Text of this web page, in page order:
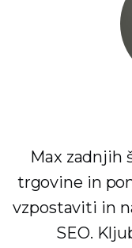
Max zadnjih
trgovine in
vzpostaviti in
SEO.